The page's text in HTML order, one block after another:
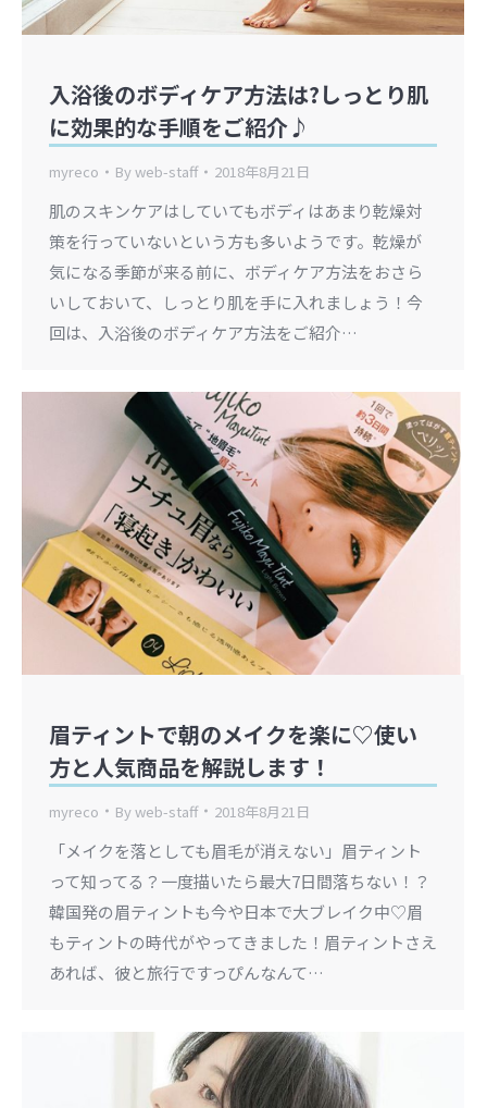
入浴後のボディケア方法は?しっとり肌
に効果的な手順をご紹介♪
myreco Byweb-staff 2018年8月21日
肌のスキンケアはしていてもボディはあまり乾燥対
策を行っていないという方も多いようです。乾燥が
気になる季節が来る前に、ボディケア方法をおさら
いしておいて、しっとり肌を手に入れましょう！今
回は、入浴後のボディケア方法をご紹介…
眉ティントで朝のメイクを楽に♡使い
方と人気商品を解説します！
myreco Byweb-staff 2018年8月21日
「メイクを落としても眉毛が消えない」眉ティント
って知ってる？一度描いたら最大7日間落ちない！？
韓国発の眉ティントも今や日本で大ブレイク中♡眉
もティントの時代がやってきました！眉ティントさえ
あれば、彼と旅行ですっぴんなんて…